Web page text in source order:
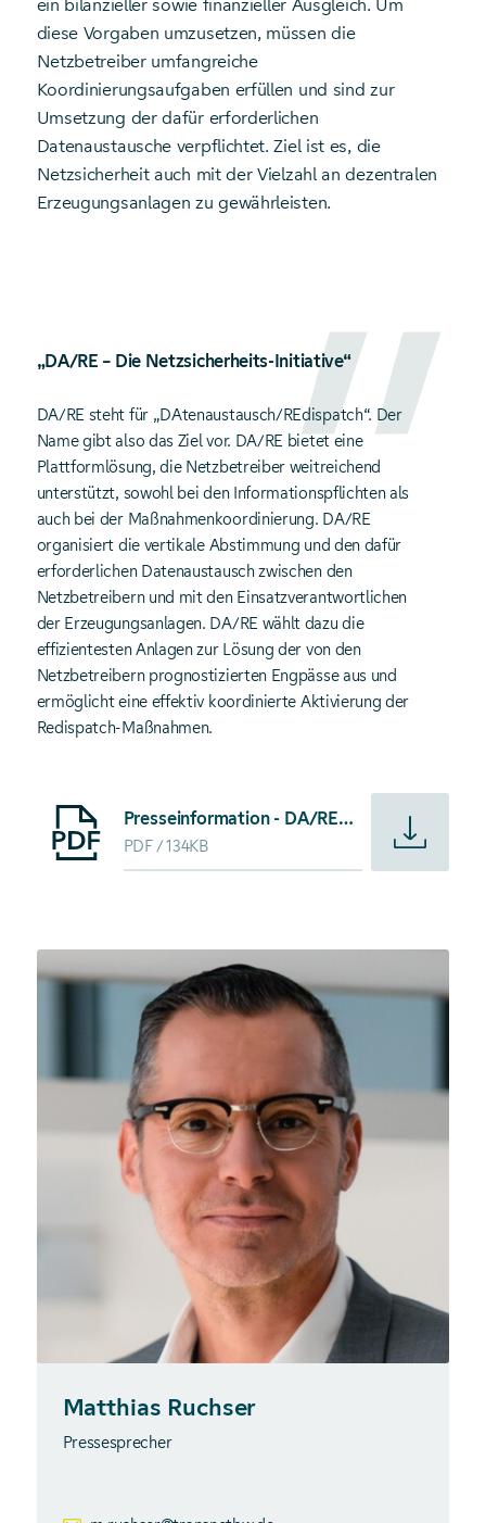
ein bilanzieller sowie finanzieller Ausgleich. Um
diese Vorgaben umzusetzen, müssen die
Netzbetreiber umfangreiche
Koordinierungsaufgaben erfüllen und sind zur
Umsetzung der dafür erforderlichen
Datenaustausche verpflichtet. Ziel ist es, die
Netzsicherheit auch mit der Vielzahl an dezentralen
Erzeugungsanlagen zu gewährleisten.
„DA/RE – Die Netzsicherheits-Initiative“
DA/RE steht für „DAtenaustausch/REdispatch“. Der
Name gibt also das Ziel vor. DA/RE bietet eine
Plattformlösung, die Netzbetreiber weitreichend
unterstützt, sowohl bei den Informationspflichten als
auch bei der Maßnahmenkoordinierung. DA/RE
organisiert die vertikale Abstimmung und den dafür
erforderlichen Datenaustausch zwischen den
Netzbetreibern und mit den Einsatzverantwortlichen
der Erzeugungsanlagen. DA/RE wählt dazu die
effizientesten Anlagen zur Lösung der von den
Netzbetreibern prognostizierten Engpässe aus und
ermöglicht eine effektiv koordinierte Aktivierung der
Redispatch-Maßnahmen.
Starte Download von: Presseinformation - DA/RE-
Presseinformation - DA/RE-Plattform gelingt wichtiger Meilenstein bei der Bilanzierung
PDF 134KB
Matthias Ruchser
Pressesprecher